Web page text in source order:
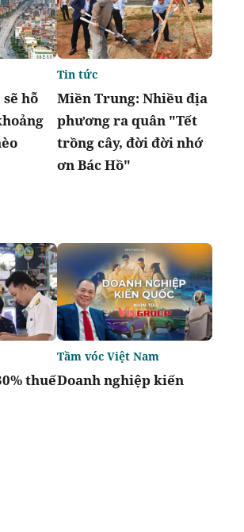
hỗ
Miền Trung: Nhiều địa
phương ra quân "Tết
trồng cây, đời đời nhớ
ơn Bác Hồ"
Tin tức
thuếDoanh nghiệp kiến
Tầm vóc Việt Nam